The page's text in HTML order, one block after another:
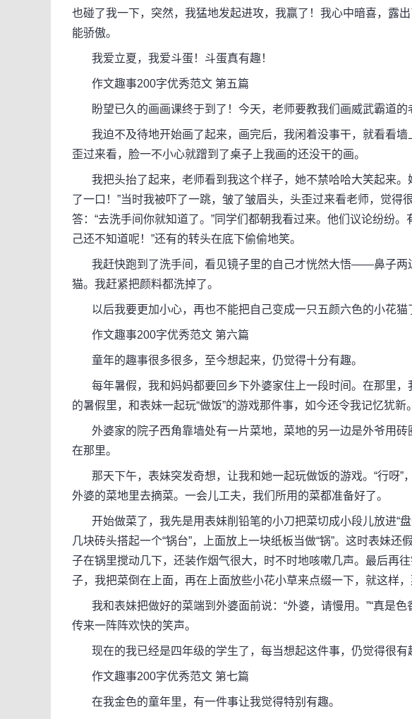
也碰了我一下，突然，我猛地发起进攻，我赢了！我心中暗喜，露
能骄傲。
我爱立夏，我爱斗蛋！斗蛋真有趣！
作文趣事200字优秀范文 第五篇
盼望已久的画画课终于到了！今天，老师要教我们画威武霸道的
我迫不及待地开始画了起来，画完后，我闲着没事干，就看看墙
歪过来看，脸一不小心就蹭到了桌子上我画的还没干的画。
我把头抬了起来，老师看到我这个样子，她不禁哈哈大笑起来。
了一口！”当时我被吓了一跳，皱了皱眉头，头歪过来看老师，觉得
答：“去洗手间你就知道了。”同学们都朝我看过来。他们议论纷纷。
己还不知道呢！”还有的转头在底下偷偷地笑。
我赶快跑到了洗手间，看见镜子里的自己才恍然大悟——鼻子两
猫。我赶紧把颜料都洗掉了。
以后我要更加小心，再也不能把自己变成一只五颜六色的小花猫
作文趣事200字优秀范文 第六篇
童年的趣事很多很多，至今想起来，仍觉得十分有趣。
每年暑假，我和妈妈都要回乡下外婆家住上一段时间。在那里，
的暑假里，和表妹一起玩“做饭”的游戏那件事，如今还令我记忆犹新。
外婆家的院子西角靠墙处有一片菜地，菜地的另一边是外爷用砖
在那里。
那天下午，表妹突发奇想，让我和她一起玩做饭的游戏。“行呀”
外婆的菜地里去摘菜。一会儿工夫，我们所用的菜都准备好了。
开始做菜了，我先是用表妹削铅笔的小刀把菜切成小段儿放进“盘
几块砖头搭起一个“锅台”，上面放上一块纸板当做“锅”。这时表妹
子在锅里搅动几下，还装作烟气很大，时不时地咳嗽几声。最后再
子，我把菜倒在上面，再在上面放些小花小草来点缀一下，就这样，
我和表妹把做好的菜端到外婆面前说：“外婆，请慢用。”“真是
传来一阵阵欢快的笑声。
现在的我已经是四年级的学生了，每当想起这件事，仍觉得很有
作文趣事200字优秀范文 第七篇
在我金色的童年里，有一件事让我觉得特别有趣。